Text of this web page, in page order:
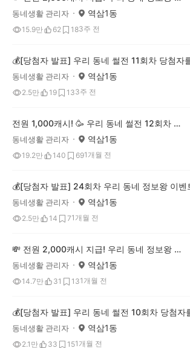
동네생활 관리자 역삼1동
15.9만 62 183주 전
동네생활 관리자 역삼1동
2.5만 19 133주 전
전원 1,000캐시! 🥳 우리 동네 썰전 12회차 OPEN (~7/20)
동네생활 관리자 역삼1동
19.2만 140 691개월 전
동네생활 관리자 역삼1동
2.5만 14 71개월 전
💸 전원 2,000캐시 지급! 우리 동네 정보왕 25회차 (~7/13)
동네생활 관리자 역삼1동
14.7만 31 131개월 전
동네생활 관리자 역삼1동
2.1만 33 151개월 전